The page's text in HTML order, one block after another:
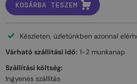
KOSÁRBA TESZEM
Készleten, üzletünkben azonnal
Várható szállítási idő: 1-2 munkanap
Szállítási költség:
Ingyenes szállítás